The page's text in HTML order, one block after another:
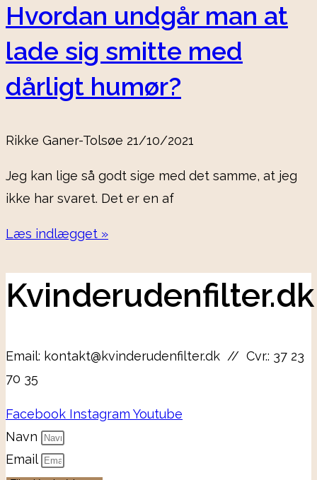
Hvordan undgår man at
lade sig smitte med
dårligt humør?
Rikke Ganer-Tolsøe 21/10/2021
Jeg kan lige så godt sige med det samme, at jeg
ikke har svaret. Det er en af
Læs indlægget »
Kvinderudenfilter.dk
Email: kontakt@kvinderudenfilter.dk // Cvr.: 37 23
70 35
Facebook Instagram Youtube
Navn
Email